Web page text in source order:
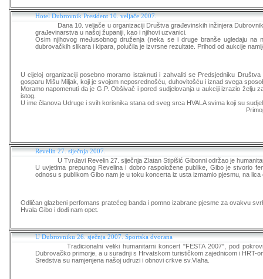
Hotel Dubrovnik President 10. veljače 2007.
Dana 10. veljače u organizaciji Društva građevinskih inžinjera
građevinarstva u našoj županiji, kao i njihovi uzvanici.
Osim njihovog međusobnog druženja (neka se i druge branše ugledaju
dubrovačkih slikara i kipara, polučila je izvrsne rezultate. Prihod od aukcije
U cijeloj organizaciji posebno moramo istaknuti i zahvaliti se Predsjedniku
gosparu Mišu Miljak, koji je svojom neposrednošću, duhovitošću i iznad svega
Moramo napomenuti da je G.P. Obšivač i pored sudjelovanja u aukciji izrazio želju
istog.
U ime članova Udruge i svih korisnika stana od sveg srca HVALA svima koji su
Revelin 27. siječnja 2007.
U Tvrđavi Revelin 27. siječnja Zlatan Stipišić Gibonni održao je
U uvjetima prepunog Revelina i dobro raspoložene publike, Gibo je stvorio
odnosu s publikom Gibo nam je u toku koncerta iz usta izmamio pjesmu, na
Odličan glazbeni perfomans pratećeg banda i pomno izabrane pjesme za ovakvu
Hvala Gibo i dođi nam opet.
U Dubrovniku 26. sječnja 2007. Sportska dvorana
Tradicionalni veliki humanitarni koncert "FESTA 2007", pod
Dubrovačko primorje, a u suradnji s Hrvatskom turističkom zajednicom i HRT-
Sredstva su namjenjena našoj udruzi i obnovi crkve sv.Vlaha.